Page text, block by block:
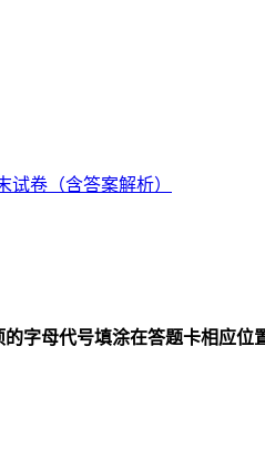
字母代号填涂在答题卡相应位